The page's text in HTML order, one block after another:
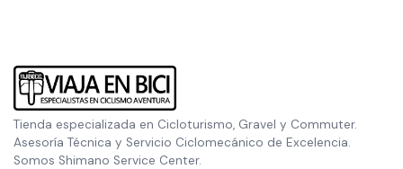
Tienda especializada en Cicloturismo, Gravel y Commuter.
Asesoría Técnica y Servicio Ciclomecánico de Excelencia.
Somos Shimano Service Center.